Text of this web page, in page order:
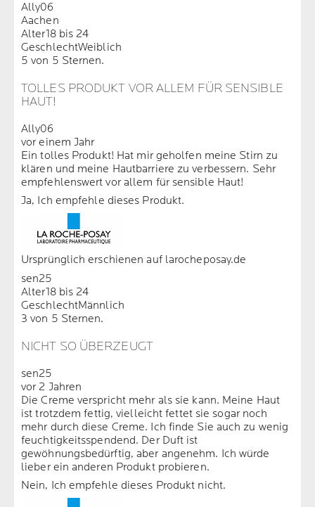
Ally06
Aachen
Alter18 bis 24
GeschlechtWeiblich
5 von 5 Sternen.
TOLLES PRODUKT VOR ALLEM FÜR SENSIBLE
HAUT!
Ally06
vor einem Jahr
Ein tolles Produkt! Hat mir geholfen meine Stirn zu
klären und meine Hautbarriere zu verbessern. Sehr
empfehlenswert vor allem für sensible Haut!
Ja, Ich empfehle dieses Produkt.
Ursprünglich erschienen auf larocheposay.de
sen25
Alter18 bis 24
GeschlechtMännlich
3 von 5 Sternen.
NICHT SO ÜBERZEUGT
sen25
vor 2 Jahren
Die Creme verspricht mehr als sie kann. Meine Haut
ist trotzdem fettig, vielleicht fettet sie sogar noch
mehr durch diese Creme. Ich finde Sie auch zu wenig
feuchtigkeitsspendend. Der Duft ist
gewöhnungsbedürftig, aber angenehm. Ich würde
lieber ein anderen Produkt probieren.
Nein, Ich empfehle dieses Produkt nicht.